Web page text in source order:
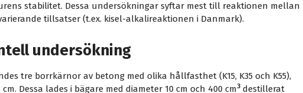
stabilitet. Dessa undersökningar syftar mest till reaktionen mellan
tillsatser (t.ex. kisel-alkalireaktionen i Danmark).
undersökning
tre borrkärnor av betong med olika hållfasthet (K15, K35 och K55),
Dessa lades i bägare med diameter 10 cm och 400 cm3 destillerat